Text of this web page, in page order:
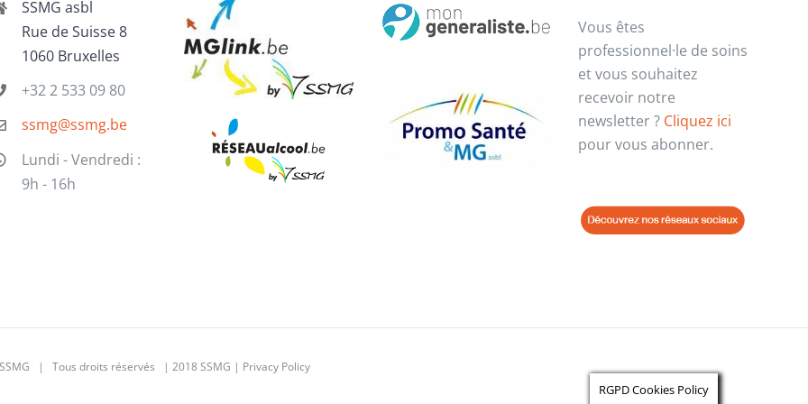
SSMG asbl
Rue de Suisse 8
1060 Bruxelles
+32 2 533 09 80
ssmg@ssmg.be
Lundi - Vendredi :
9h - 16h
Vous êtes
professionnel·le de soins
et vous souhaitez
recevoir notre
newsletter ? Cliquez ici
pour vous abonner.
| Tous droits réservés | 2018 SSMG | Privacy Policy
RGPD Cookies Policy